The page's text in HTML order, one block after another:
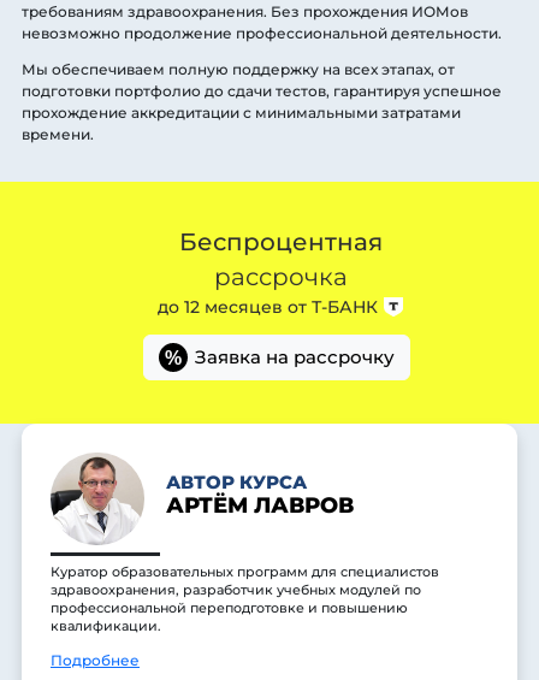
требованиям здравоохранения. Без прохождения ИОМов
невозможно продолжение профессиональной деятельности.
Мы обеспечиваем полную поддержку на всех этапах, от
подготовки портфолио до сдачи тестов, гарантируя успешное
прохождение аккредитации с минимальными затратами
времени.
Беспроцентная
рассрочка
до 12 месяцев от Т-БАНК
% Заявка на рассрочку
АВТОР КУРСА
АРТЁМ ЛАВРОВ
Куратор образовательных программ для специалистов
здравоохранения, разработчик учебных модулей по
профессиональной переподготовке и повышению
квалификации.
Подробнее